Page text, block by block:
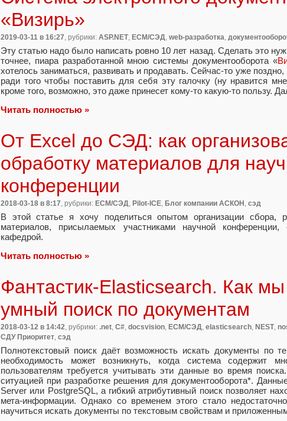
«Визирь»
2019-03-11 в 16:27, рубрики: ASP.NET, ECM/СЭД, web-разработка,
Эту статью надо было написать ровно 10 лет назад. Сделать это
точнее, пиара разработанной мною системы документооборота «
хотелось заниматься, развивать и продавать. Сейчас-то уже
ради того чтобы поставить для себя эту галочку (ну нравится
кроме того, возможно, это даже принесет кому-то какую-то пользу.
Читать полностью »
От Excel до СЭД: как
обработку материалов для
конференции
2018-03-18 в 8:17, рубрики: ECM/СЭД, Pilot-ICE, Блог компании АСКОН , сэд
В этой статье я хочу поделиться опытом организации сбора,
материалов, присылаемых участниками научной
кафедрой.
Читать полностью »
Фантастик-Elasticsearch. Как
умный поиск по документам
2018-03-12 в 14:42, рубрики: .net, C#, docsvision, ECM/СЭД, elasticsearch, NEST,
СДУ Приоритет, сэд
Полнотекстовый поиск даёт возможность искать документы по
необходимость может возникнуть, когда система содержит
пользователям требуется учитывать эти данные во время
ситуацией при разработке решения для документооборота*.
Server или PostgreSQL, а гибкий атрибутивный поиск позволяет
мета-информации. Однако со временем этого стало
научиться искать документы по текстовым свойствам и